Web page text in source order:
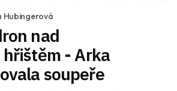
Hubingerová
nad
- Arka
soupeře